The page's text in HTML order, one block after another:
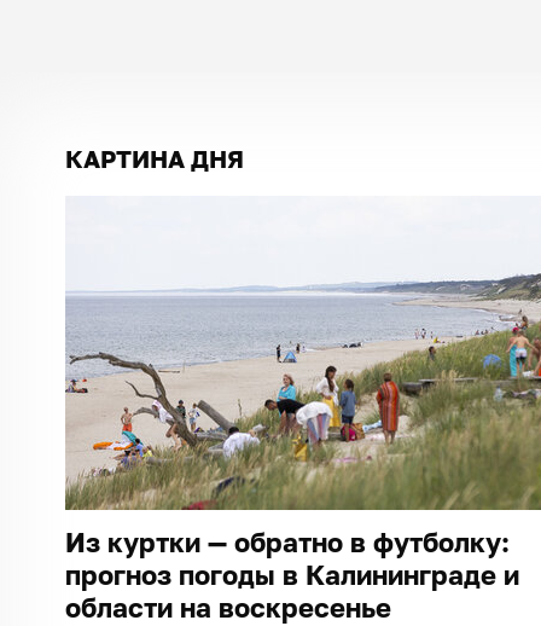
КАРТИНА ДНЯ
Из куртки — обратно в футболку:
прогноз погоды в Калининграде и
области на воскресенье